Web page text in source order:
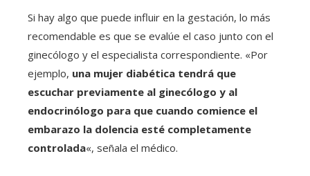
Si hay algo que puede influir en la gestación, lo más
recomendable es que se evalúe el caso junto con el
ginecólogo y el especialista correspondiente. «Por
ejemplo, una mujer diabética tendrá que
escuchar previamente al ginecólogo y al
endocrinólogo para que cuando comience el
embarazo la dolencia esté completamente
controlada«, señala el médico.